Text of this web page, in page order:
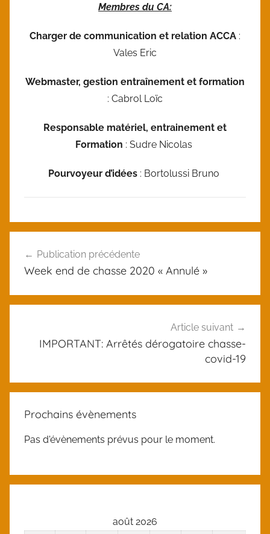
Membres du CA:
Charger de communication et relation ACCA :
Vales Eric
Webmaster, gestion entraînement et formation
: Cabrol Loïc
Responsable matériel, entrainement et
Formation : Sudre Nicolas
Pourvoyeur d’idées : Bortolussi Bruno
U
a
t
d
de
Publication précédente
Week end de chasse 2020 « Annulé »
Article suivant
IMPORTANT: Arrêtés dérogatoire chasse-
covid-19
Prochains évènements
Pas d'évènements prévus pour le moment.
août 2026